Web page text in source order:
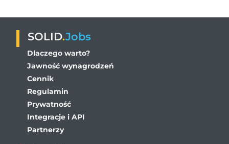
SOLID.Jobs
Dlaczego warto?
Jawność wynagrodzeń
Cennik
Regulamin
Prywatność
Integracje i API
Partnerzy